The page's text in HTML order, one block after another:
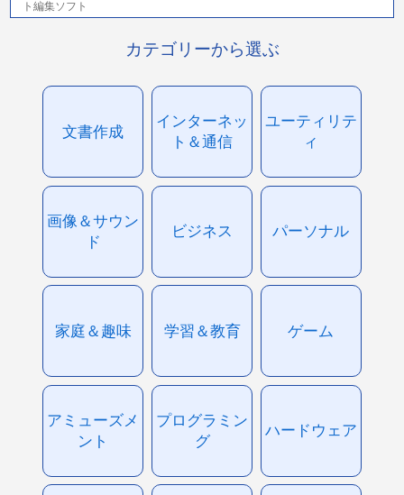
ト編集ソフト
カテゴリーから選ぶ
文書作成
インターネッ
ト＆通信
ユーティリテ
ィ
画像＆サウン
ド
ビジネス パーソナル
家庭＆趣味 学習＆教育 ゲーム
アミューズメ
ント
プログラミン
グ
ハードウェア